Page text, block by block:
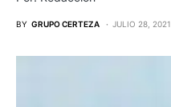
BY GRUPO CERTEZA JULIO 28, 2021